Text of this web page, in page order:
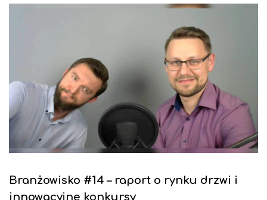
Branżowisko #14 – raport o rynku drzwi i
innowacyjne konkursy